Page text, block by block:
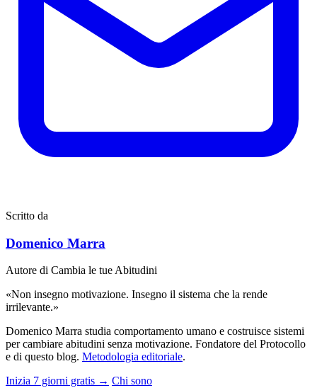
Scritto da
Domenico Marra
Autore di Cambia le tue Abitudini
«Non insegno motivazione. Insegno il sistema che la rende
irrilevante.»
Domenico Marra studia comportamento umano e costruisce sistemi
per cambiare abitudini senza motivazione. Fondatore del Protocollo
e di questo blog. Metodologia editoriale.
Inizia 7 giorni gratis → Chi sono